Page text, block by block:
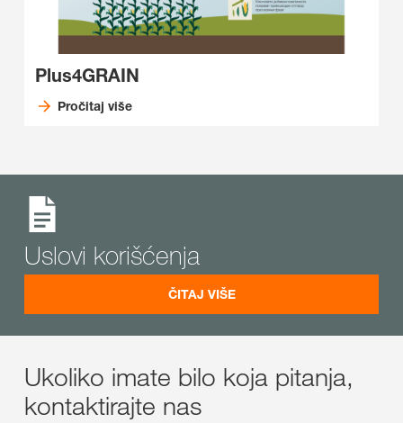
Plus4GRAIN
Pročitaj više
Uslovi korišćenja
ČITAJ VIŠE
Ukoliko imate bilo koja pitanja,
kontaktirajte nas